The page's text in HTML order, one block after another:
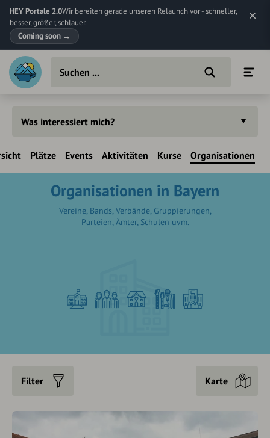
HEY Portale 2.0Wir bereiten gerade unseren Relaunch vor - schneller,
besser, größer, schlauer.
Coming soon →
Was interessiert mich?
Plätze Events Aktivitäten Kurse Organisationen
Organisationen in Bayern
Vereine, Bands, Verbände, Gruppierungen,
Parteien, Ämter, Schulen uvm.
Filter Karte